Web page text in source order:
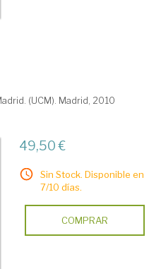
(UCM). Madrid, 2010
49,50 €
Sin Stock. Disponible en
7/10 días.
COMPRAR